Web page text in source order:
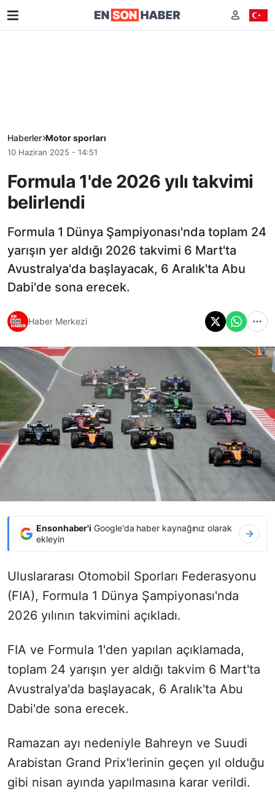
Haberler Motor sporları
10 Haziran 2025 - 14:51
Formula 1'de 2026 yılı takvimi
belirlendi
Formula 1 Dünya Şampiyonası'nda toplam 24
yarışın yer aldığı 2026 takvimi 6 Mart'ta
Avustralya'da başlayacak, 6 Aralık'ta Abu
Dabi'de sona erecek.
Haber Merkezi
Ensonhaber'i Google'da haber kaynağınız olarak
ekleyin
Uluslararası Otomobil Sporları Federasyonu
(FIA), Formula 1 Dünya Şampiyonası'nda
2026 yılının takvimini açıkladı.
FIA ve Formula 1'den yapılan açıklamada,
toplam 24 yarışın yer aldığı takvim 6 Mart'ta
Avustralya'da başlayacak, 6 Aralık'ta Abu
Dabi'de sona erecek.
Ramazan ayı nedeniyle Bahreyn ve Suudi
Arabistan Grand Prix'lerinin geçen yıl olduğu
gibi nisan ayında yapılmasına karar verildi.